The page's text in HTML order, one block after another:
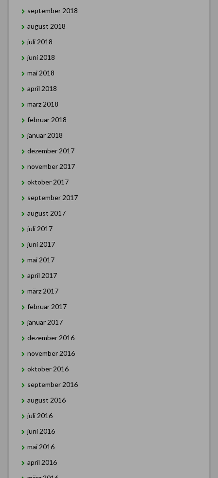
september 2018
august 2018
juli 2018
juni 2018
mai 2018
april 2018
märz 2018
februar 2018
januar 2018
dezember 2017
november 2017
oktober 2017
september 2017
august 2017
juli 2017
juni 2017
mai 2017
april 2017
märz 2017
februar 2017
januar 2017
dezember 2016
november 2016
oktober 2016
september 2016
august 2016
juli 2016
juni 2016
mai 2016
april 2016